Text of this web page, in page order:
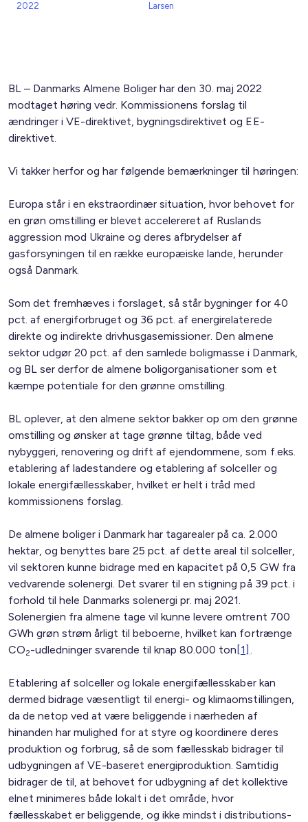
2022
Larsen
BL – Danmarks Almene Boliger har den 30. maj 2022
modtaget høring vedr. Kommissionens forslag til
ændringer i VE-direktivet, bygningsdirektivet og EE-
direktivet.
Vi takker herfor og har følgende bemærkninger til høringen:
Europa står i en ekstraordinær situation, hvor behovet for
en grøn omstilling er blevet accelereret af Ruslands
aggression mod Ukraine og deres afbrydelser af
gasforsyningen til en række europæiske lande, herunder
også Danmark.
Som det fremhæves i forslaget, så står bygninger for 40
pct. af energiforbruget og 36 pct. af energirelaterede
direkte og indirekte drivhusgasemissioner. Den almene
sektor udgør 20 pct. af den samlede boligmasse i Danmark,
og BL ser derfor de almene boligorganisationer som et
kæmpe potentiale for den grønne omstilling.
BL oplever, at den almene sektor bakker op om den grønne
omstilling og ønsker at tage grønne tiltag, både ved
nybyggeri, renovering og drift af ejendommene, som f.eks.
etablering af ladestandere og etablering af solceller og
lokale energifællesskaber, hvilket er helt i tråd med
kommissionens forslag.
De almene boliger i Danmark har tagarealer på ca. 2.000
hektar, og benyttes bare 25 pct. af dette areal til solceller,
vil sektoren kunne bidrage med en kapacitet på 0,5 GW fra
vedvarende solenergi. Det svarer til en stigning på 39 pct. i
forhold til hele Danmarks solenergi pr. maj 2021.
Solenergien fra almene tage vil kunne levere omtrent 700
GWh grøn strøm årligt til beboerne, hvilket kan fortrænge
CO2-udledninger svarende til knap 80.000 ton [1] .
Etablering af solceller og lokale energifællesskaber kan
dermed bidrage væsentligt til energi- og klimaomstillingen,
da de netop ved at være beliggende i nærheden af
hinanden har mulighed for at styre og koordinere deres
produktion og forbrug, så de som fællesskab bidrager til
udbygningen af VE-baseret energiproduktion. Samtidig
bidrager de til, at behovet for udbygning af det kollektive
elnet minimeres både lokalt i det område, hvor
fællesskabet er beliggende, og ikke mindst i distributions-